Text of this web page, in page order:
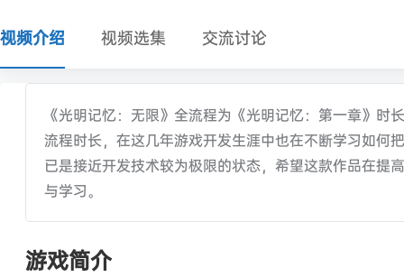
视频介绍 视频选集 交流讨论
《光明记忆：无限》全流程为《光明记忆：第一章》
流程时长，在这几年游戏开发生涯中也在不断学习如何
已是接近开发技术较为极限的状态，希望这款作品在提
与学习。
游戏简介